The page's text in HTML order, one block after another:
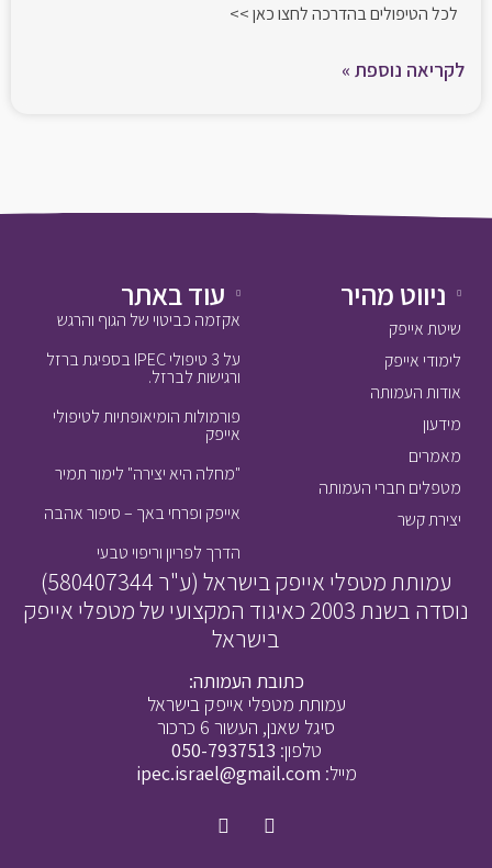
לכל הטיפולים בהדרכה לחצו כאן >>
לקריאה נוספת »
ניווט מהיר
שיטת אייפק
לימודי אייפק
אודות העמותה
מידעון
מאמרים
מטפלים חברי העמותה
יצירת קשר
עוד באתר
אקזמה כביטוי של הגוף והרגש
על 3 טיפולי IPEC בספיגת ברזל
ורגישות לברזל.
פורמולות הומיאופתיות לטיפולי
אייפק
"מחלה היא יצירה" לימור תמיר
אייפק ופרחי באך – סיפור אהבה
הדרך לפריון וריפוי טבעי
עמותת מטפלי אייפק בישראל (ע"ר 580407344)
נוסדה בשנת 2003 כאיגוד המקצועי של מטפלי אייפק
בישראל
כתובת העמותה:
עמותת מטפלי אייפק בישראל
סיגל שאנן, העשור 6 כרכור
טלפון: 050-7937513
מייל: ipec.israel@gmail.com